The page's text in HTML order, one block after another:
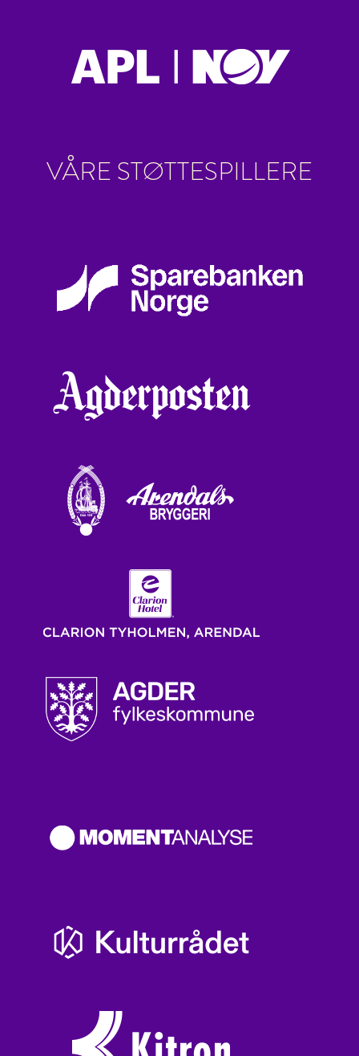
VÅRE STØTTESPILLERE